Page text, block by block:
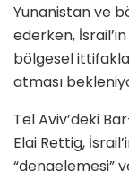
Yunanistan ve
ederken,
bölgesel
atması
Tel Aviv’deki
Elai Rettig,
“dengelemesi”